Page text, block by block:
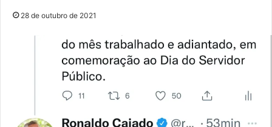
28 de outubro de 2021